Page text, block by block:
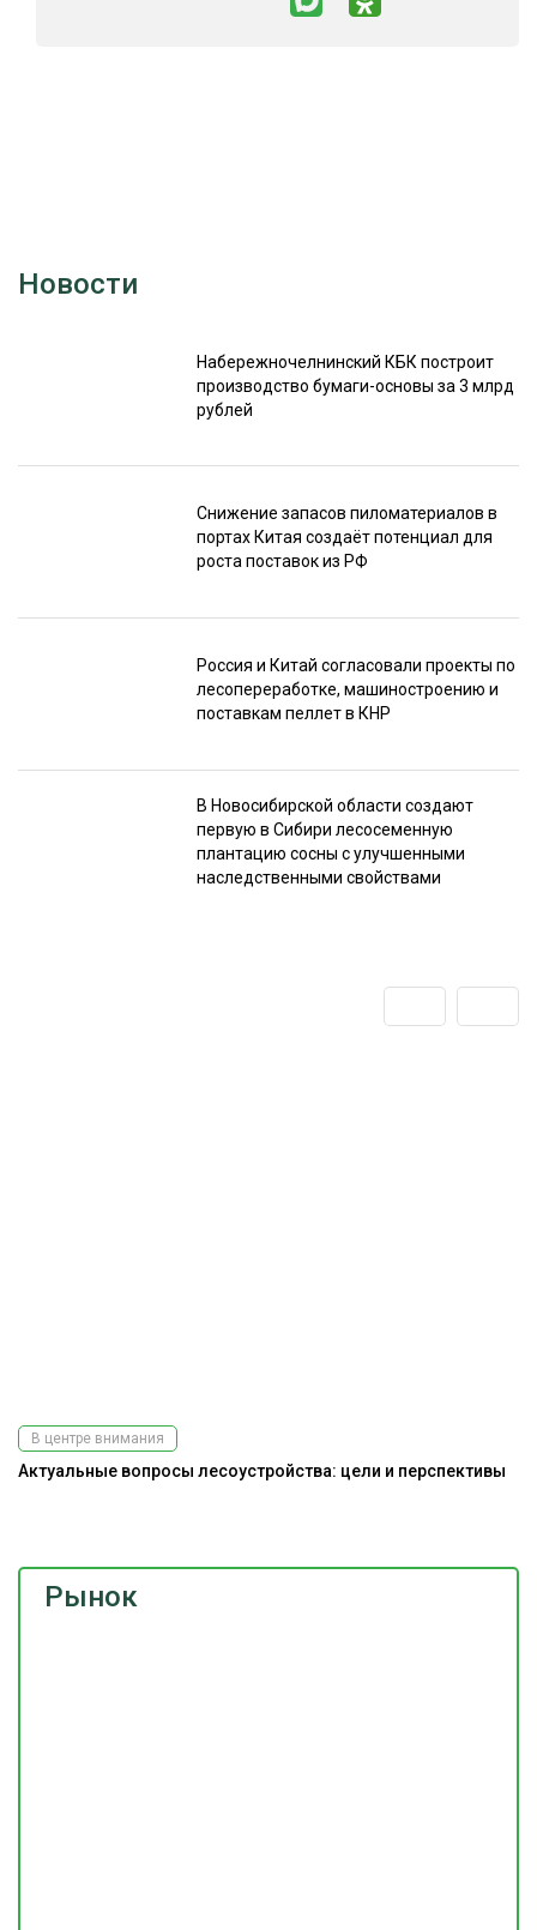
Новости
Набережночелнинский КБК построит
производство бумаги-основы за 3 млрд
рублей
Снижение запасов пиломатериалов в
портах Китая создаёт потенциал для
роста поставок из РФ
Россия и Китай согласовали проекты по
лесопереработке, машиностроению и
поставкам пеллет в КНР
В Новосибирской области создают
первую в Сибири лесосеменную
плантацию сосны с улучшенными
наследственными свойствами
Рынок
В центре внимания
Актуальные вопросы лесоустройства: цели и перспективы